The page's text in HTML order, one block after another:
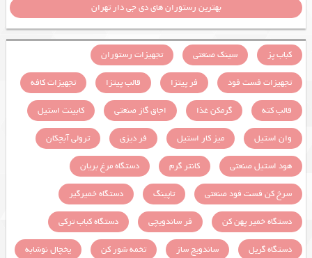
بهترین رستوران های دی جی دار تهران
کباب پز سینک صنعتی
تجهیزات رستوران
تجهیزات فست فود
فر پیتزا قالب پیتزا
تجهیزات کافه
قالب کته
گرمکن غذا اجاق گاز صنعتی
کابینت استیل
وان استیل
میز کار استیل فر دیزی
ترولی آبچکان
هود استیل صنعتی
کانتر گرم
دستگاه مرغ بریان
سرخ کن فست فود صنعتی
تاپینگ
دستگاه خمیرگیر
دستگاه خمیر پهن کن
فر ساندویچی
دستگاه کباب ترکی
دستگاه گریل
ساندویچ ساز تخمه شور کن
یخچال نوشابه